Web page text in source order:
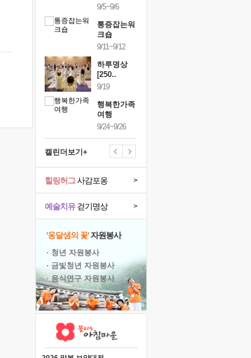
9/5~9/6
통증잡는워
크숍
9/11~9/12
하루명상
[250..
9/19
행복한가족
여행
9/24~9/26
캘린더보기+
예술치유걷기명상 >
힐링허그사감포옹 >
'옹달샘의 꽃'자원봉사
· 청년 자원봉사
· 금빛청년 자원봉사
· 음식연구 자원봉사